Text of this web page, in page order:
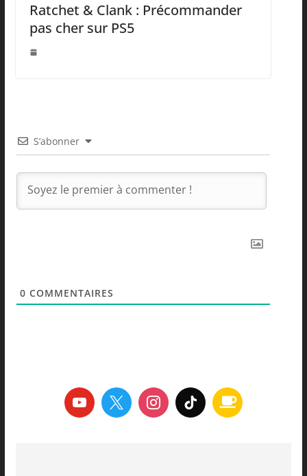
Ratchet & Clank : Précommander
pas cher sur PS5
S’abonner
0 COMMENTAIRES